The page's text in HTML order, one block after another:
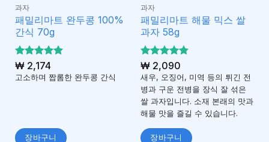
과자
패밀리마트 완두콩 100%
간식 70g
5 중에서
5로 평가
₩2,174
고소하며 짭롬한 완두콩 간식
장바구니
과자
패밀리마트 해물 믹스 쌀
과자 58g
5 중에서
4.83로 평
가됨
₩2,090
새우, 오징어, 미역 등의 튀긴 전
병과 구운 전병을 장식 잘 섞은
쌀 과자입니다. 소재 본래의 맛과
해물 맛을 즐길 수 있습니다.
장바구니